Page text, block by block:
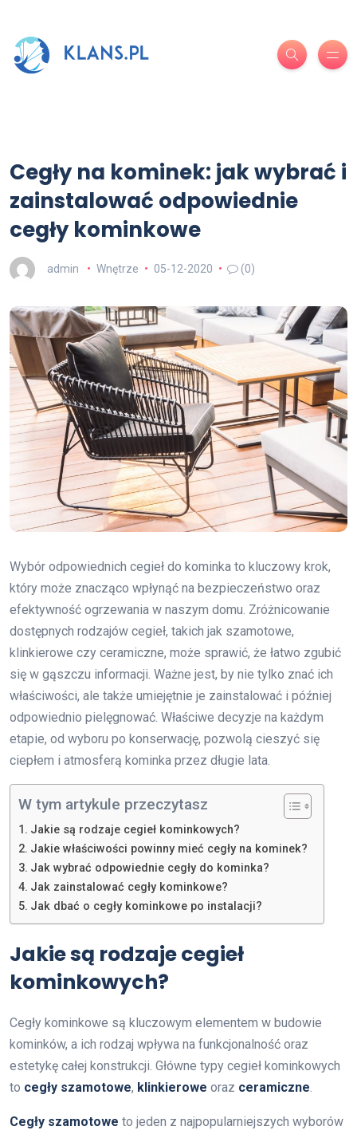
Cegły na kominek: jak wybrać i
zainstalować odpowiednie
cegły kominkowe
admin Wnętrze 05-12-2020 (0)
Wybór odpowiednich cegieł do kominka to kluczowy krok,
który może znacząco wpłynąć na bezpieczeństwo oraz
efektywność ogrzewania w naszym domu. Zróżnicowanie
dostępnych rodzajów cegieł, takich jak szamotowe,
klinkierowe czy ceramiczne, może sprawić, że łatwo zgubić
się w gąszczu informacji. Ważne jest, by nie tylko znać ich
właściwości, ale także umiejętnie je zainstalować i później
odpowiednio pielęgnować. Właściwe decyzje na każdym
etapie, od wyboru po konserwację, pozwolą cieszyć się
ciepłem i atmosferą kominka przez długie lata.
W tym artykule przeczytasz
Jakie są rodzaje cegieł kominkowych?
Jakie właściwości powinny mieć cegły na kominek?
Jak wybrać odpowiednie cegły do kominka?
Jak zainstalować cegły kominkowe?
Jak dbać o cegły kominkowe po instalacji?
Jakie są rodzaje cegieł
kominkowych?
Cegły kominkowe są kluczowym elementem w budowie
kominków, a ich rodzaj wpływa na funkcjonalność oraz
estetykę całej konstrukcji. Główne typy cegieł kominkowych
to cegły szamotowe, klinkierowe oraz ceramiczne
Cegły szamotowe to jeden z najpopularniejszych wyborów